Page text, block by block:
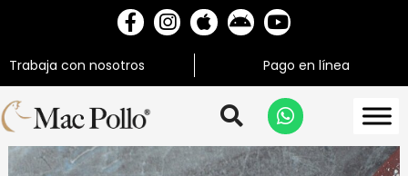
Trabaja con nosotros Pago en línea